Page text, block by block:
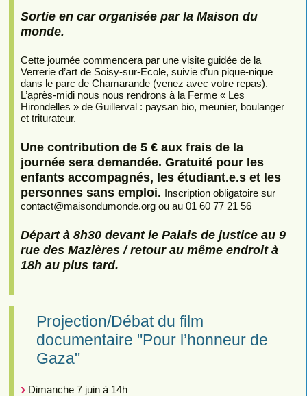
Sortie en car organisée par la Maison du
monde.
Cette journée commencera par une visite guidée de la
Verrerie d’art de Soisy-sur-Ecole, suivie d’un pique-nique
dans le parc de Chamarande (venez avec votre repas).
L’après-midi nous nous rendrons à la Ferme « Les
Hirondelles » de Guillerval : paysan bio, meunier, boulanger
et triturateur.
Une contribution de 5 € aux frais de la
journée sera demandée. Gratuité pour les
enfants accompagnés, les étudiant.e.s et les
personnes sans emploi. Inscription obligatoire sur
contact@maisondumonde.org ou au 01 60 77 21 56
Départ à 8h30 devant le Palais de justice au 9
rue des Mazières / retour au même endroit à
18h au plus tard.
Projection/Débat du film
documentaire "Pour l’honneur de
Gaza"
Dimanche 7 juin à 14h